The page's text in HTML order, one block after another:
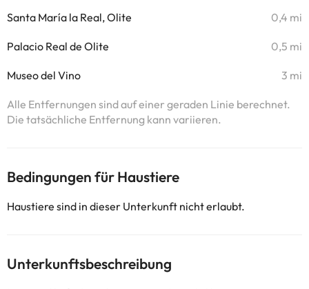
Santa María la Real, Olite 0,4 mi
Palacio Real de Olite 0,5 mi
Museo del Vino 3 mi
Alle Entfernungen sind auf einer geraden Linie berechnet.
Die tatsächliche Entfernung kann variieren.
Bedingungen für Haustiere
Haustiere sind in dieser Unterkunft nicht erlaubt.
Unterkunftsbeschreibung